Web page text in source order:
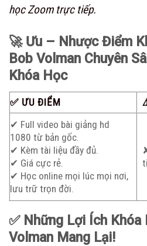
học Zoom trực tiếp.
🚀 Ưu – Nhược Điểm
Bob Volman Chuyên
Khóa Học
✅ ƯU ĐIỂM
✔ Full video bài giảng hd
1080 từ bản gốc.
✔ Kèm tài liệu đầy đủ.
✔ Giá cực rẻ.
✔ Học online mọi lúc mọi nơi,
lưu trữ trọn đời.
✅ Những Lợi Ích Khóa
Volman Mang Lại!